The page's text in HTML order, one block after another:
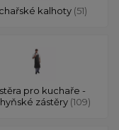
kalhoty (51)
pro kuchaře -
zástěry (109)